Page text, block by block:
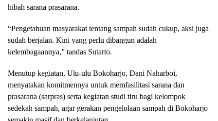
hibah sarana prasarana.
“Pengetahuan masyarakat tentang sampah sudah cukup, aksi juga
sudah berjalan. Kini yang perlu dibangun adalah
kelembagaannya,” tandas Sutarto.
Menutup kegiatan, Ulu-ulu Bokoharjo, Dani Naharboi,
menyatakan komitmennya untuk memfasilitasi sarana dan
prasarana (sarpras) serta kegiatan studi tiru bagi kelompok
sedekah sampah, agar gerakan pengelolaan sampah di Bokoharjo